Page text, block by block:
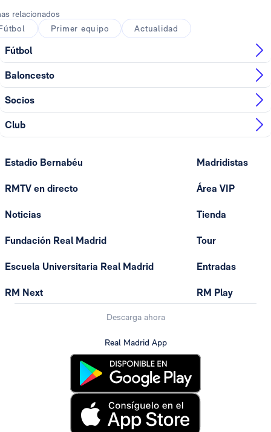
relacionados
Primer equipo Actualidad
Fútbol
Baloncesto
Socios
Club
Estadio Bernabéu
RMTV en directo
Noticias
Fundación Real Madrid
Escuela Universitaria Real Madrid
RM Next
Madridistas
Área VIP
Tienda
Tour
Entradas
RM Play
Descarga ahora
Real Madrid App